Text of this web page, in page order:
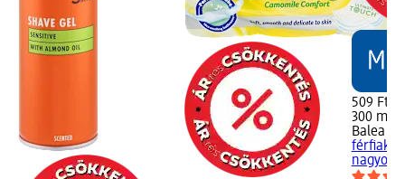
509 Ft
300 ml
Balea